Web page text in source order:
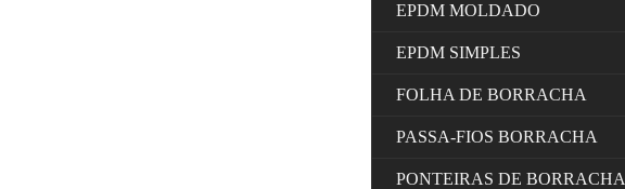
EPDM MOLDADO
EPDM SIMPLES
FOLHA DE BORRACHA
PASSA-FIOS BORRACHA
PONTEIRAS DE BORRACHA